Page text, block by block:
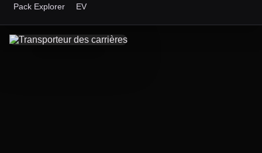
Pack Explorer EV